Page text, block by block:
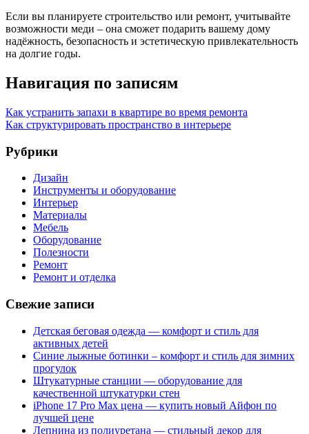
Если вы планируете строительство или ремонт, учитывайте
возможности меди – она сможет подарить вашему дому
надёжность, безопасность и эстетическую привлекательность
на долгие годы.
Навигация по записям
Как устранить запахи в квартире во время ремонта
Как структурировать пространство в интерьере
Рубрики
Дизайн
Инструменты и оборудование
Интерьер
Материалы
Мебель
Оборудование
Полезности
Ремонт
Ремонт и отделка
Свежие записи
Детская беговая одежда — комфорт и стиль для
активных детей
Синие лыжные ботинки – комфорт и стиль для зимних
прогулок
Штукатурные станции — оборудование для
качественной штукатурки стен
iPhone 17 Pro Max цена — купить новый Айфон по
лучшей цене
Лепнина из полиуретана — стильный декор для